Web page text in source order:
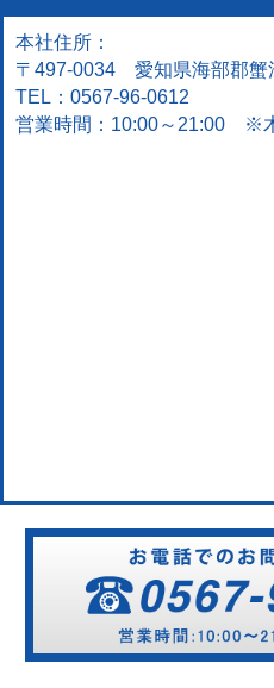
本社住所：
〒497-0034 愛知県海部郡
TEL：0567-96-0612
営業時間：10:00～21:00 ※